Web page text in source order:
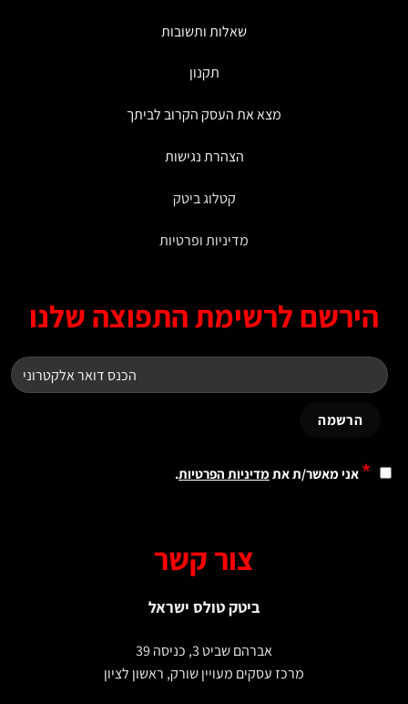
שאלות ותשובות
מצא את העסק הקרוב לביתך
הצהרת נגישות
קטלוג ביטק
מדיניות ופרטיות
לרשימת התפוצה שלנו
מאשר/ת אתמדיניות הפרטיות .
צור קשר
ביטק טולס ישראל
אברהם שביט 3, כניסה 39
מרכז עסקים מעויין שורק, ראשון לציון